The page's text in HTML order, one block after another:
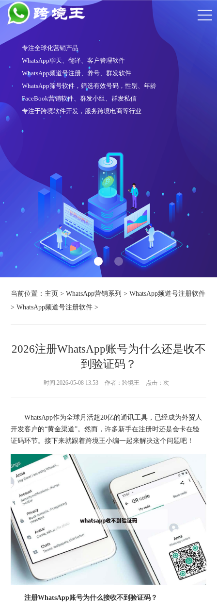
专注全球化营销产品
WhatsApp聊天、翻译、客户管理软件
WhatsApp频道号注册、养号、群发软件
WhatsApp筛号软件，筛选有效号码，性别、年龄
FaceBook营销软件、群发小组、群发私信
专注于跨境软件开发，服务跨境电商等行业
当前位置： 主页 >WhatsApp营销系列 >WhatsApp频道号注册软件
>WhatsApp频道号注册软件 >
2026注册WhatsApp账号为什么还是收不
到验证码？
时间:2026-05-08 13:53 作者：跨境王 点击： 次
WhatsApp作为全球月活超20亿的通讯工具，已经成为外贸人
开发客户的“黄金渠道”。然而，许多新手在注册时还是会卡在验
证码环节。接下来就跟着跨境王小编一起来解决这个问题吧！
注册WhatsApp账号为什么接收不到验证码？